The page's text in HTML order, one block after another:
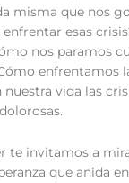
misma que nos
esas
nos paramos
enfrentamos
nuestra vida las
te invitamos a
que anida